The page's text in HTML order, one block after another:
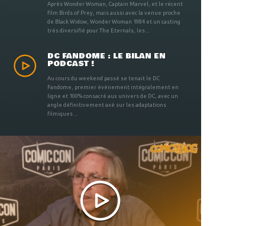
Après Wonder Woman, Captain Marvel, et le récent
film Birds of Prey, mais aussi avec la venue proche
de Black Widow, Wonder Woman 1984 et un casting
très diversifié pour The Eternals, les ...
DC FANDOME : LE BILAN EN
PODCAST !
Au cours du weekend passé se tenait le DC
Fandome, premier évènement intégralement en
ligne et 100% consacré aux univers de DC, avec un
angle définitivement axé sur les adaptations
filmiques ...